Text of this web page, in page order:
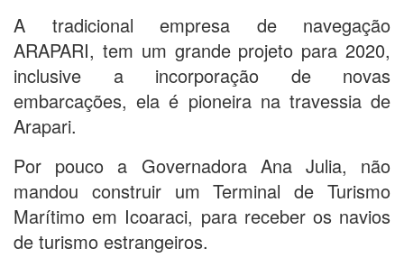
A tradicional empresa de navegação
ARAPARI, tem um grande projeto para 2020,
inclusive a incorporação de novas
embarcações, ela é pioneira na travessia de
Arapari.
Por pouco a Governadora Ana Julia, não
mandou construir um Terminal de Turismo
Marítimo em Icoaraci, para receber os navios
de turismo estrangeiros.